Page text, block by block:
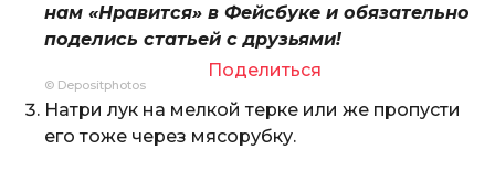
нам «Нравится» в Фейсбуке и обязательно
поделись статьей с друзьями!
Поделиться
© Depositphotos
Натри лук на мелкой терке или же пропусти
его тоже через мясорубку.